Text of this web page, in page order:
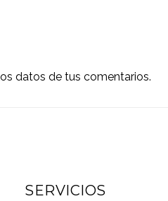
datos de tus comentarios.
SERVICIOS